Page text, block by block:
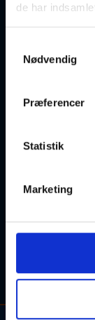
de har
Nødvendig
Præferencer
Statistik
Marketing
28-11-2026
Kongens